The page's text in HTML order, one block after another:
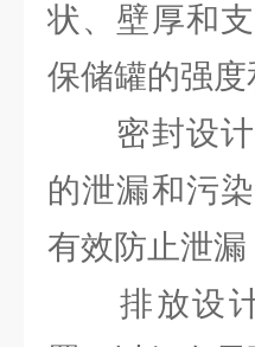
状、壁厚和
保储罐的强
密封设计
的泄漏和污
有效防止泄
排放设计